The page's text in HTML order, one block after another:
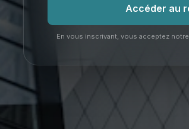
Accéder au
En vous inscrivant, vous acceptez